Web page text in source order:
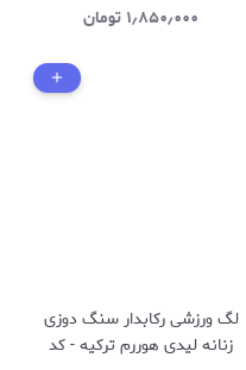
۱٫۸۵۰٫۰۰۰ تومان
لگ ورزشی رکابدار سنگ دوزی
زنانه لیدی هوررم ترکیه - کد